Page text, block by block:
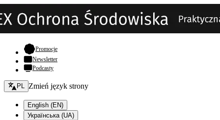
Promocje- otwiera się w nowej karcie
Newsletter
Podcasty
Zmień język - bieżący:
PL Zmień język strony
English (EN)
Українська (UA)